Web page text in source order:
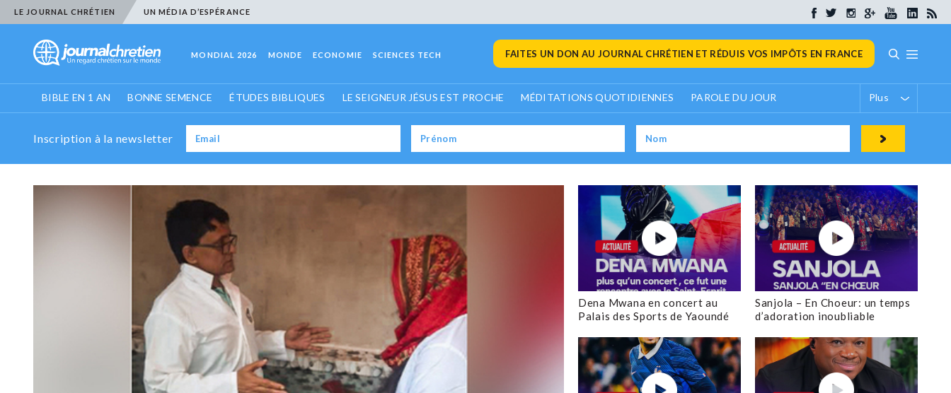
LE JOURNAL CHRÉTIEN UN MÉDIA D’ESPÉRANCE
MONDIAL 2026 MONDE ECONOMIE SCIENCES TECH FAITES UN DON AU JOURNAL CHRÉTIEN ET RÉDUIS VOS IMPÔTS EN FRANCE
BIBLE EN 1 AN BONNE SEMENCE ÉTUDES BIBLIQUES LE SEIGNEUR JÉSUS EST PROCHE MÉDITATIONS QUOTIDIENNES PAROLE DU JOUR Plus
Inscription à la newsletter
Dena Mwana en concert au
Palais des Sports de Yaoundé
Sanjola – En Choeur: un temps
d’adoration inoubliable